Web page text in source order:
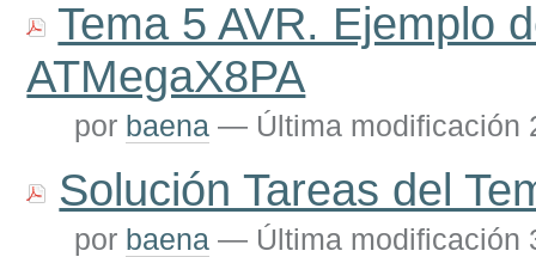
Tema 5 AVR. Ejemplo
ATMegaX8PA
por baena — Última modificación
Solución Tareas del
por baena — Última modificación